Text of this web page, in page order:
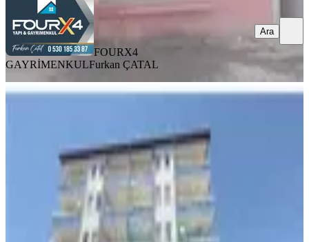
FOURX4
GAYRİMENKULFurkan ÇATAL
Ara
BALKONLU
Battalgazi, Karabağlar Mahallesi
3+1 · 170 m²· 1. Kat ·06.08.2026
2.000.000 ₺